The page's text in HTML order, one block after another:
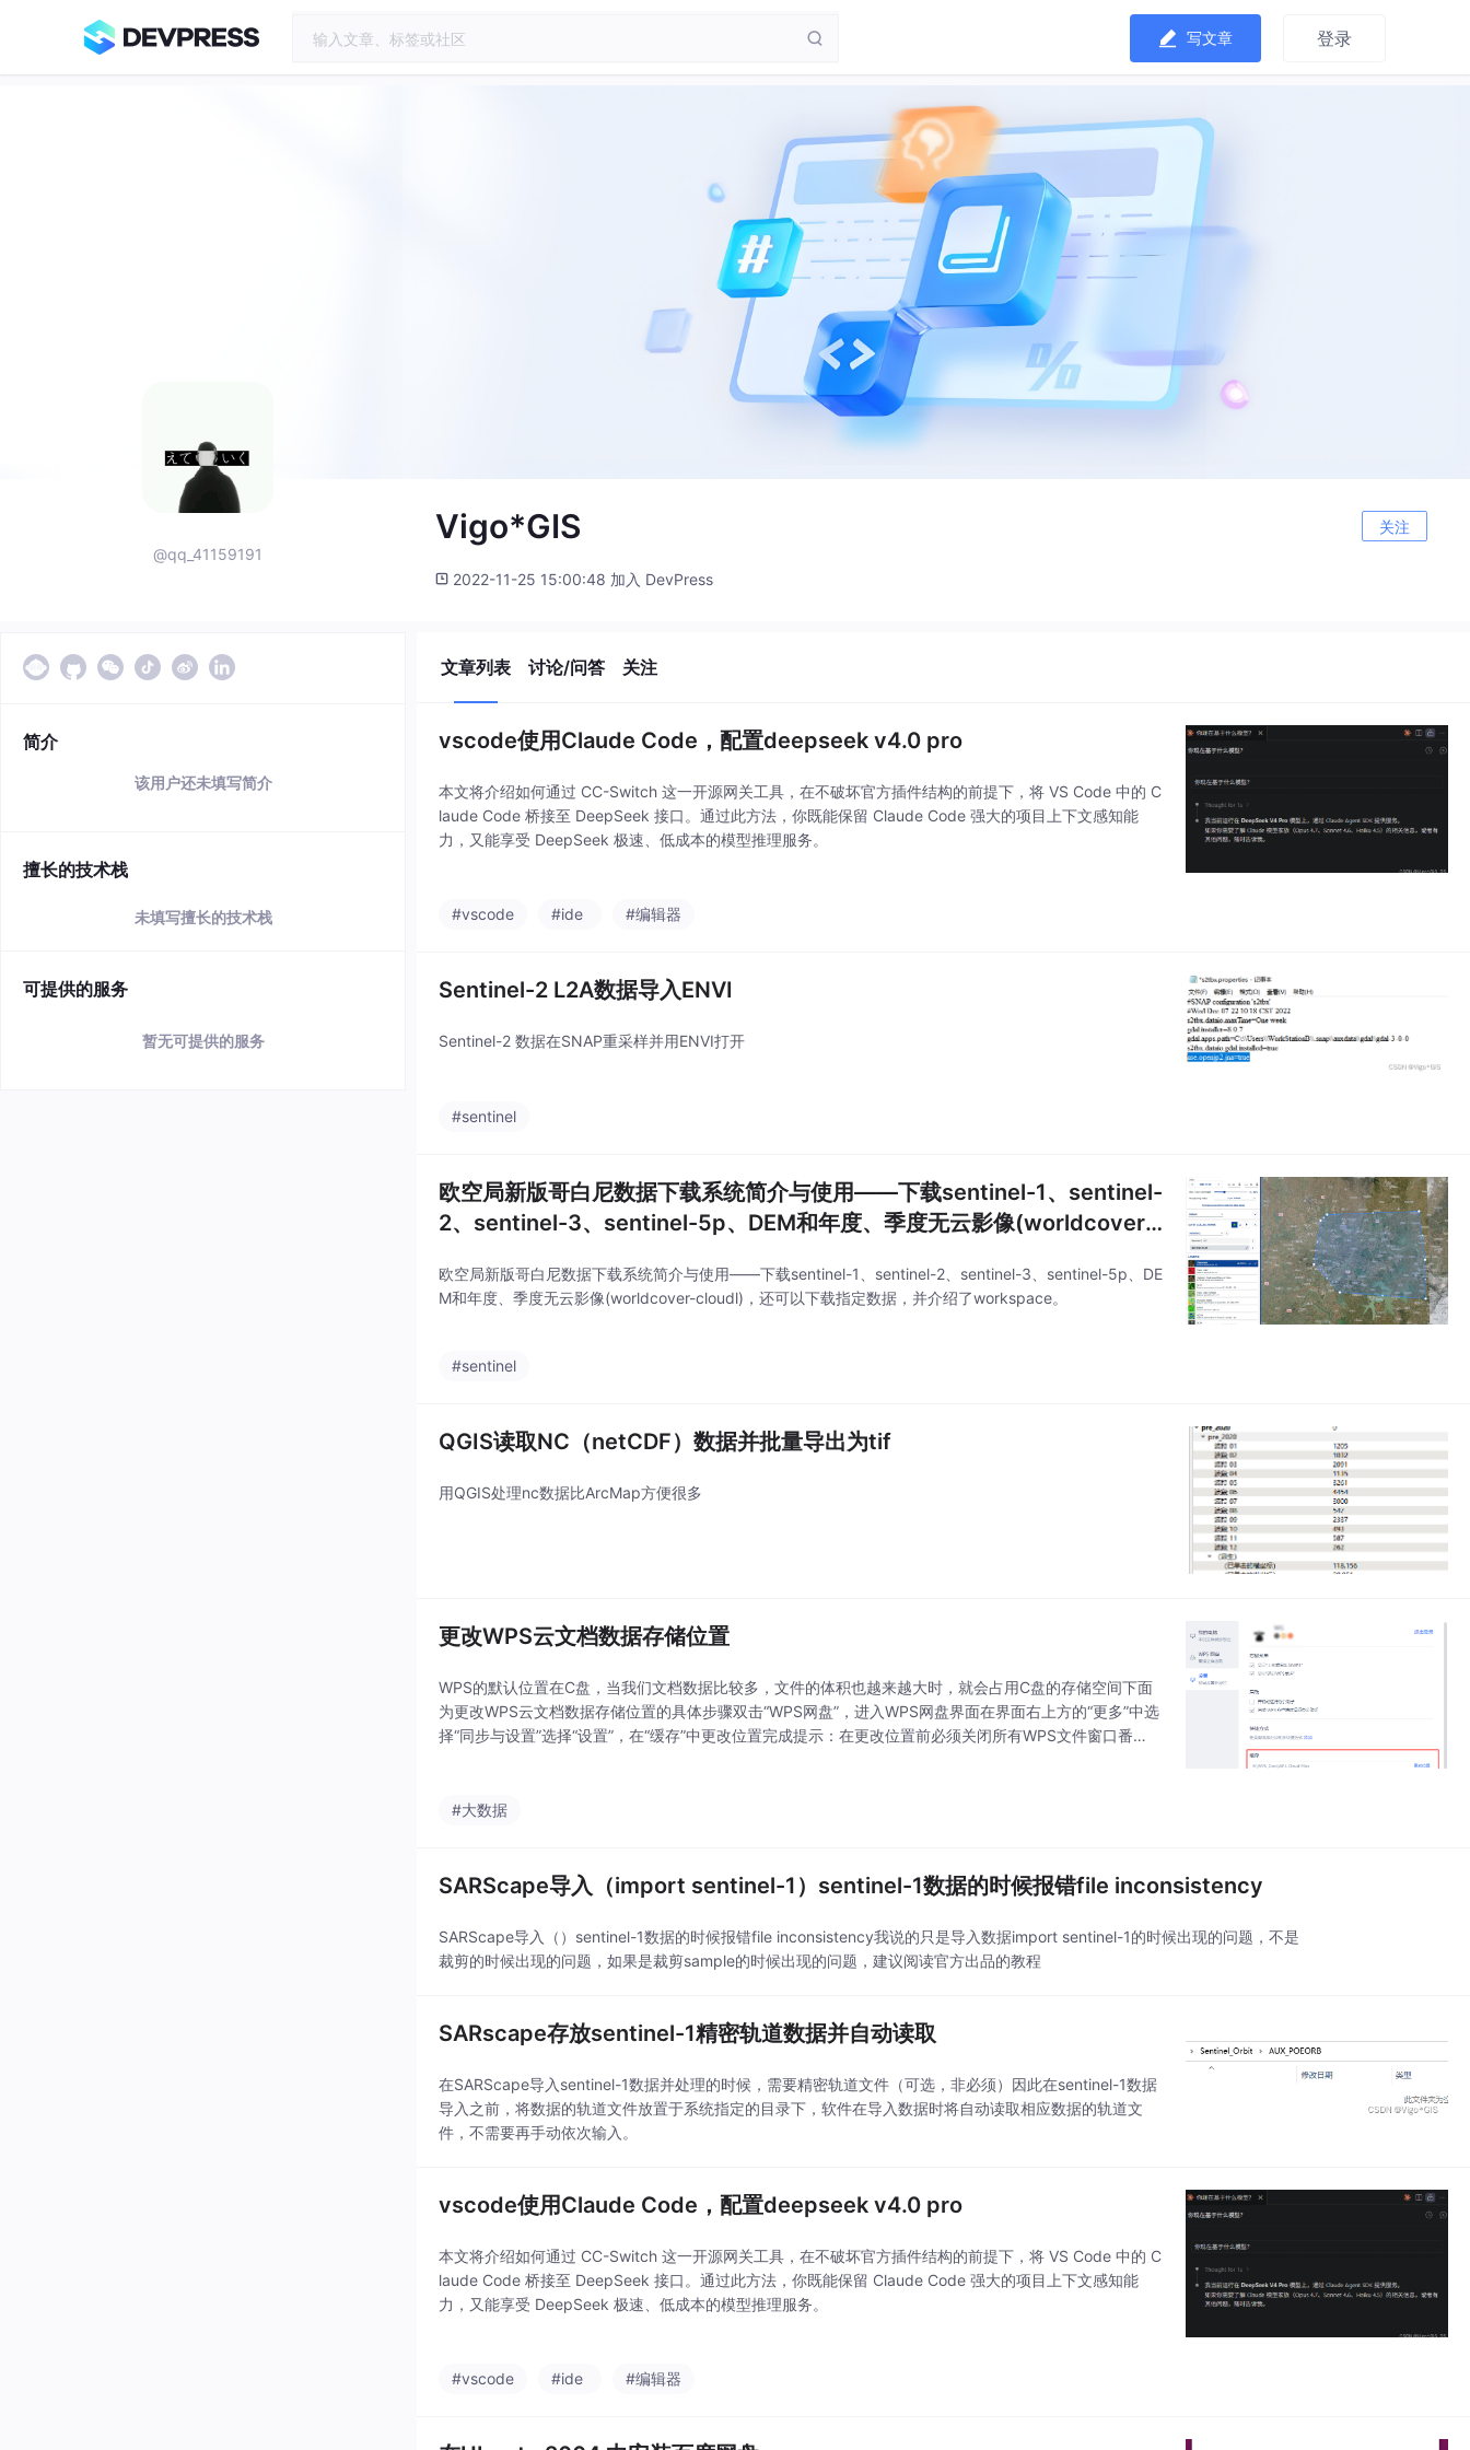
写文章 登录
@qq_41159191
Vigo*GIS 关注
2022-11-25 15:00:48 加入 DevPress
简介
该用户还未填写简介
擅长的技术栈
未填写擅长的技术栈
可提供的服务
暂无可提供的服务
文章列表 讨论/问答 关注
vscode使用Claude Code，配置deepseek v4.0 pro
本文将介绍如何通过 CC-Switch 这一开源网关工具，在不破坏官方插件结构的前提下，将 VS Code 中的 C
laude Code 桥接至 DeepSeek 接口。通过此方法，你既能保留 Claude Code 强大的项目上下文感知能
力，又能享受 DeepSeek 极速、低成本的模型推理服务。
#vscode #ide #编辑器
Sentinel-2 L2A数据导入ENVI
Sentinel-2 数据在SNAP重采样并用ENVI打开
#sentinel
欧空局新版哥白尼数据下载系统简介与使用——下载sentinel-1、sentinel-
2、sentinel-3、sentinel-5p、DEM和年度、季度无云影像(worldcover-
欧空局新版哥白尼数据下载系统简介与使用——下载sentinel-1、sentinel-2、sentinel-3、sentinel-5p、DE
M和年度、季度无云影像(worldcover-cloudl)，还可以下载指定数据，并介绍了workspace。
#sentinel
QGIS读取NC（netCDF）数据并批量导出为tif
用QGIS处理nc数据比ArcMap方便很多
更改WPS云文档数据存储位置
WPS的默认位置在C盘，当我们文档数据比较多，文件的体积也越来越大时，就会占用C盘的存储空间下面
为更改WPS云文档数据存储位置的具体步骤双击“WPS网盘”，进入WPS网盘界面在界面右上方的“更多”中选
择“同步与设置”选择“设置”，在“缓存”中更改位置完成提示：在更改位置前必须关闭所有WPS文件窗口番
#大数据
SARScape导入（import sentinel-1）sentinel-1数据的时候报错file inconsistency
SARScape导入（）sentinel-1数据的时候报错file inconsistency我说的只是导入数据import sentinel-1的时候出现的问题，不是
裁剪的时候出现的问题，如果是裁剪sample的时候出现的问题，建议阅读官方出品的教程
SARscape存放sentinel-1精密轨道数据并自动读取
在SARScape导入sentinel-1数据并处理的时候，需要精密轨道文件（可选，非必须）因此在sentinel-1数据
导入之前，将数据的轨道文件放置于系统指定的目录下，软件在导入数据时将自动读取相应数据的轨道文
件，不需要再手动依次输入。
vscode使用Claude Code，配置deepseek v4.0 pro
本文将介绍如何通过 CC-Switch 这一开源网关工具，在不破坏官方插件结构的前提下，将 VS Code 中的 C
laude Code 桥接至 DeepSeek 接口。通过此方法，你既能保留 Claude Code 强大的项目上下文感知能
力，又能享受 DeepSeek 极速、低成本的模型推理服务。
#vscode #ide #编辑器